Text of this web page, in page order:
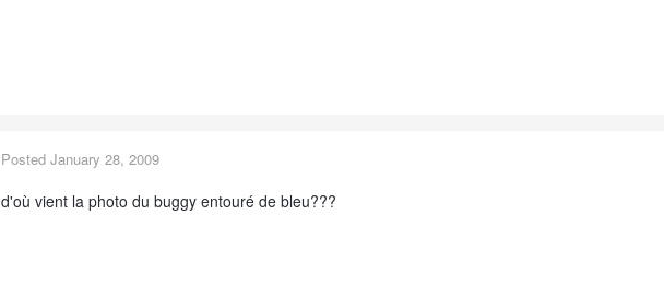
Posted January 28, 2009
d'où vient la photo du buggy entouré de bleu???